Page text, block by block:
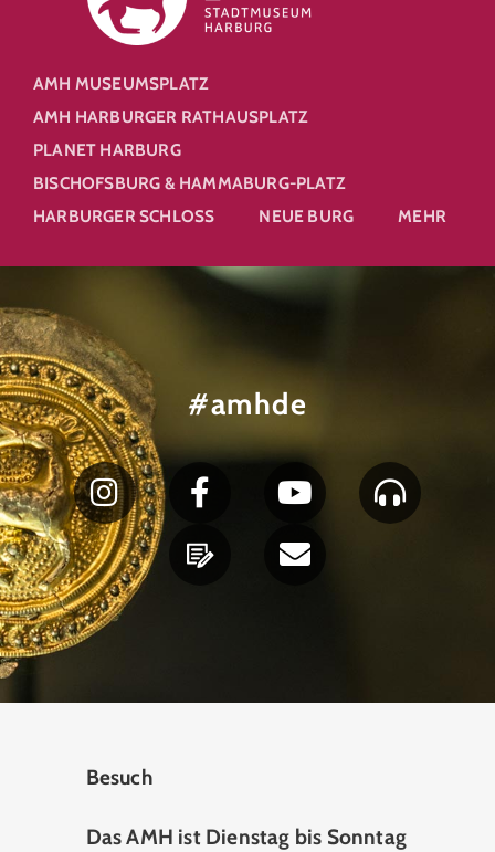
AMH MUSEUMSPLATZ
AMH HARBURGER RATHAUSPLATZ
PLANET HARBURG
BISCHOFSBURG & HAMMABURG-PLATZ
HARBURGER SCHLOSS
NEUE BURG MEHR
#amhde
Besuch
Das AMH ist Dienstag bis Sonntag